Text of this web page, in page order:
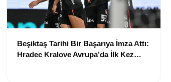
Beşiktaş Tarihi Bir Başarıya İmza Attı:
Hradec Kralove Avrupa’da İlk Kez